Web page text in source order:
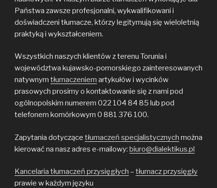
Państwa zawsze profesjonalni, wykwalifikowani i
doświadczeni tłumacze, którzy legitymują się wieloletnią
praktyką i wykształceniem.
Wszystkich naszych klientów z terenu Torunia i
województwa kujawsko-pomorskiego zainteresowanych
natywnym tłumaczeniem artykułów i wycinków
prasowych prosimy o kontaktowanie się z nami pod
ogólnopolskim numerem 022 104 84 85 lub pod
telefonem komórkowym 0 881 376 100.
Zapytania dotyczące tłumaczeń specjalistycznych można
kierować na nasz adres e-mailowy: biuro@dialektikus.pl
Kancelaria tłumaczeń przysięgłych – tłumacz przysięgły
prawie w każdym języku